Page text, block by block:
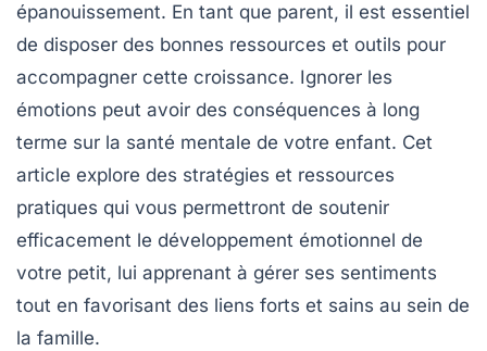
épanouissement. En tant que parent, il est essentiel
de disposer des bonnes ressources et outils pour
accompagner cette croissance. Ignorer les
émotions peut avoir des conséquences à long
terme sur la santé mentale de votre enfant. Cet
article explore des stratégies et ressources
pratiques qui vous permettront de soutenir
efficacement le développement émotionnel de
votre petit, lui apprenant à gérer ses sentiments
tout en favorisant des liens forts et sains au sein de
la famille.